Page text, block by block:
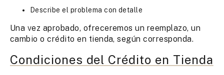
Describe el problema con detalle
Una vez aprobado, ofreceremos un reemplazo, un
cambio o crédito en tienda, según corresponda.
Condiciones del Crédito en Tienda